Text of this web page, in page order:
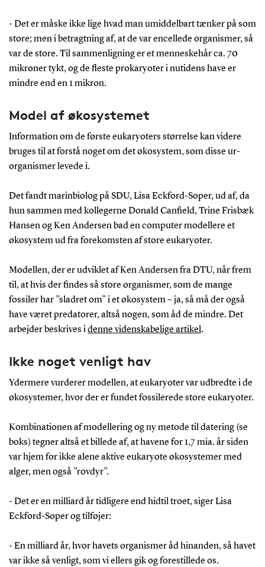
- Det er måske ikke lige hvad man umiddelbart tænker på som
store; men i betragtning af, at de var encellede organismer, så
var de store. Til sammenligning er et menneskehår ca. 70
mikroner tykt, og de fleste prokaryoter i nutidens have er
mindre end en 1 mikron.
Model af økosystemet
Information om de første eukaryoters størrelse kan videre
bruges til at forstå noget om det økosystem, som disse ur-
organismer levede i.
Det fandt marinbiolog på SDU, Lisa Eckford-Soper, ud af, da
hun sammen med kollegerne Donald Canfield, Trine Frisbæk
Hansen og Ken Andersen bad en computer modellere et
økosystem ud fra forekomsten af store eukaryoter.
Modellen, der er udviklet af Ken Andersen fra DTU, når frem
til, at hvis der findes så store organismer, som de mange
fossiler har ”sladret om” i et økosystem – ja, så må der også
have været predatorer, altså nogen, som åd de mindre. Det
arbejder beskrives idenne videnskabelige artikel.
Ikke noget venligt hav
Ydermere vurderer modellen, at eukaryoter var udbredte i de
økosystemer, hvor der er fundet fossilerede store eukaryoter.
Kombinationen af modellering og ny metode til datering (se
boks) tegner altså et billede af, at havene for 1,7 mia. år siden
var hjem for ikke alene aktive eukaryote økosystemer med
alger, men også ”rovdyr”.
- Det er en milliard år tidligere end hidtil troet, siger Lisa
Eckford-Soper og tilføjer:
- En milliard år, hvor havets organismer åd hinanden, så havet
var ikke så venligt, som vi ellers gik og forestillede os.